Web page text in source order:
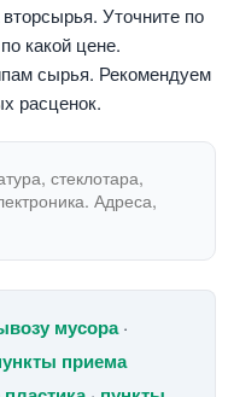
Уточните по
какой цене.
сырья. Рекомендуем
расценок.
стеклотара,
Адреса,
мусора·
приема